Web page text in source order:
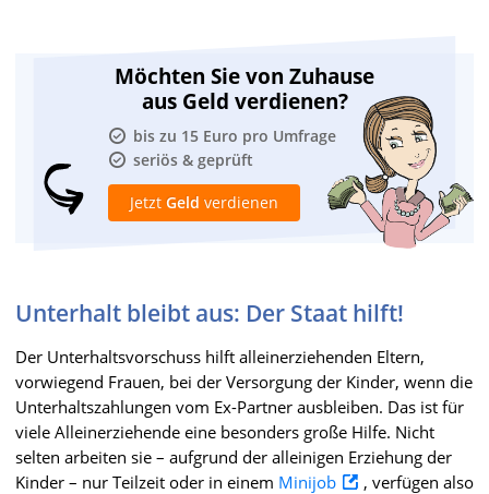
Möchten Sie von Zuhause
aus Geld verdienen?
bis zu 15 Euro pro Umfrage
seriös & geprüft
Jetzt Geld verdienen
Unterhalt bleibt aus: Der Staat hilft!
Der Unterhaltsvorschuss hilft alleinerziehenden Eltern,
vorwiegend Frauen, bei der Versorgung der Kinder, wenn die
Unterhaltszahlungen vom Ex-Partner ausbleiben. Das ist für
viele Alleinerziehende eine besonders große Hilfe. Nicht
selten arbeiten sie – aufgrund der alleinigen Erziehung der
Kinder – nur Teilzeit oder in einem Minijob
, verfügen also